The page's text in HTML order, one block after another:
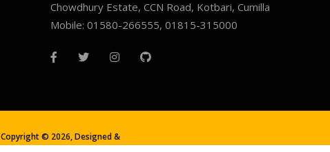
Chowdhury Estate, CCN Road, Kotbari, Cumilla
Mobile: 01580-266555, 01815-315000
Copyright © 2026, Designed &